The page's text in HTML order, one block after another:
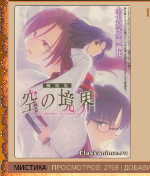
МИСТИКА | ПРОСМОТРОВ: 2769 |